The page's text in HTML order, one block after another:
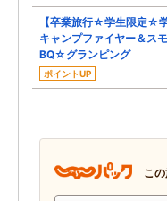
【卒業旅行☆学生限定☆
キャンプファイヤー＆ス
BQ☆グランピング
ポイントUP
こ